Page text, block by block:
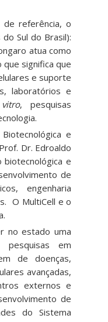
de referência, o
do Sul do Brasil):
atua como
que significa que
e suporte
laboratórios e
, pesquisas
e
Dr. Edroaldo
biotecnológica e
de
engenharia
O MultiCell e o
no estado uma
pesquisas em
de doenças,
avançadas,
externos e
de
do Sistema